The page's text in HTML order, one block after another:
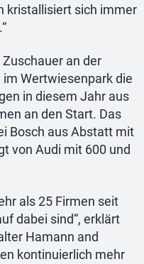
kristallisiert sich immer
an der
Wertwiesenpark die
in diesem Jahr aus
an den Start. Das
Bosch aus Abstatt mit
von Audi mit 600 und
als 25 Firmen seit
dabei sind“, erklärt
Hamann and
kontinuierlich mehr